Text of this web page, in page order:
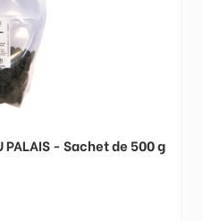
PALAIS - Sachet de 500 g